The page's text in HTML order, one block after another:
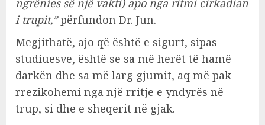
i trupit,”përfundon Dr. Jun.
Megjithatë, ajo që është e sigurt, sipas
studiuesve, është se sa më herët të hamë
darkën dhe sa më larg gjumit, aq më pak
rrezikohemi nga një rritje e yndyrës në
trup, si dhe e sheqerit në gjak.